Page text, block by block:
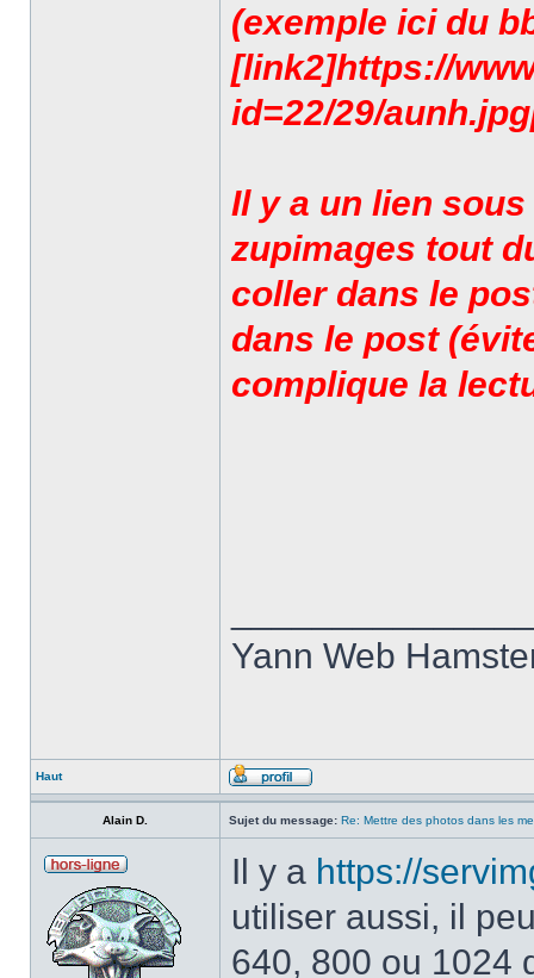
(exemple ici du
[link2]https://
id=22/29/
Il y a un lien
zupimages tout
coller dans le
dans le post
complique la
Yann Web
Haut
Alain D. Sujet du message: Re: Mettre des photos dans les
Il y a https://
utiliser aussi, il
640, 800 ou 1024